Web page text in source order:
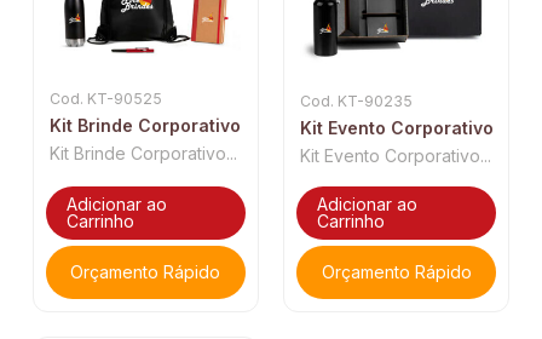
Cod. KT-90525
Kit Brinde Corporativo
Kit Brinde Corporativo...
Adicionar ao
Carrinho
Orçamento Rápido
Cod. KT-90235
Kit Evento Corporativo
Kit Evento Corporativo...
Adicionar ao
Carrinho
Orçamento Rápido